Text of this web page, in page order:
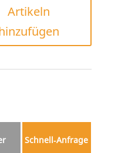
Artikeln
Schnell‑Anfrage